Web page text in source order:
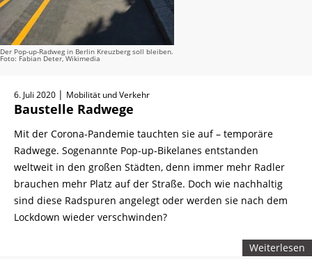
Der Pop-up-Radweg in Berlin Kreuzberg soll bleiben.
Foto: Fabian Deter, Wikimedia
6. Juli 2020 | Mobilität und Verkehr
Baustelle Radwege
Mit der Corona-Pandemie tauchten sie auf – temporäre
Radwege. Sogenannte Pop-up-Bikelanes entstanden
weltweit in den großen Städten, denn immer mehr Radler
brauchen mehr Platz auf der Straße. Doch wie nachhaltig
sind diese Radspuren angelegt oder werden sie nach dem
Lockdown wieder verschwinden?
Weiterlesen